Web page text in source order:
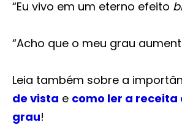
“Eu vivo em um eterno efeito
“Acho que o meu grau
Leia também sobre a
de vista e como ler a receita
grau!